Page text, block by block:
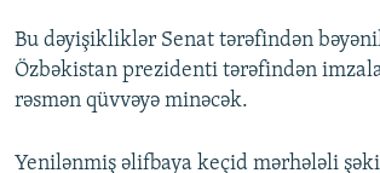
Bu dəyişikliklər Senat tərəfindən
Özbəkistan prezidenti tərəfindən
rəsmən qüvvəyə minəcək.
Yenilənmiş əlifbaya keçid mərhələli